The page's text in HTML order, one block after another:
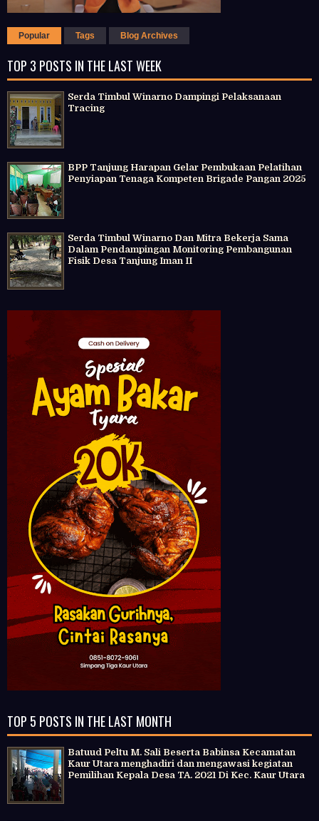
Popular Tags Blog Archives
TOP 3 POSTS IN THE LAST WEEK
Serda Timbul Winarno Dampingi Pelaksanaan
Tracing
BPP Tanjung Harapan Gelar Pembukaan Pelatihan
Penyiapan Tenaga Kompeten Brigade Pangan 2025
Serda Timbul Winarno Dan Mitra Bekerja Sama
Dalam Pendampingan Monitoring Pembangunan
Fisik Desa Tanjung Iman II
TOP 5 POSTS IN THE LAST MONTH
Batuud Peltu M. Sali Beserta Babinsa Kecamatan
Kaur Utara menghadiri dan mengawasi kegiatan
Pemilihan Kepala Desa TA. 2021 Di Kec. Kaur Utara